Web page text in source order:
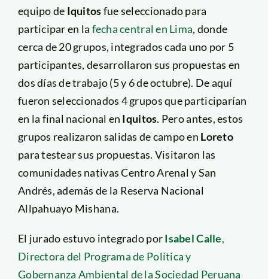
equipo de Iquitosfue seleccionado para
participar en la fecha central en Lima, donde
cerca de 20 grupos, integrados cada uno por 5
participantes, desarrollaron sus propuestas en
dos días de trabajo (5 y 6 de octubre). De aquí
fueron seleccionados 4 grupos que participarían
en la final nacional en Iquitos. Pero antes, estos
grupos realizaron salidas de campo en Loreto
para testear sus propuestas. Visitaron las
comunidades nativas Centro Arenal y San
Andrés, además de la Reserva Nacional
Allpahuayo Mishana.
El jurado estuvo integrado porIsabel Calle,
Directora del Programa de Política y
Gobernanza Ambiental de la Sociedad Peruana